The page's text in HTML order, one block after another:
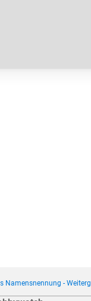
Namensnennung -